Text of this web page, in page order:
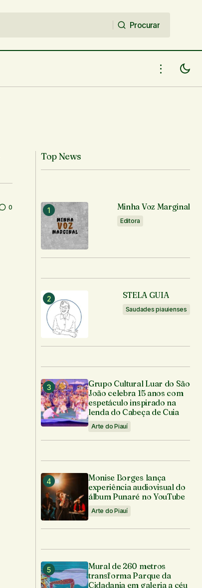
Procurar
0
Top News
Minha Voz Marginal
Editora
STELA GUIA
Saudades piauienses
Grupo Cultural Luar do São
João celebra 15 anos com
espetáculo inspirado na
lenda do Cabeça de Cuia
Arte do Piauí
Monise Borges lança
experiência audiovisual do
álbum Punaré no YouTube
Arte do Piauí
Mural de 260 metros
transforma Parque da
Cidadania em galeria a céu